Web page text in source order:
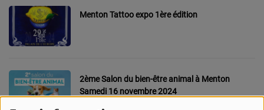
HIGH-TECH
SPORT
SANTÉ
Menton Tattoo expo 1ère édition
2ème Salon du bien-être animal à Menton
Samedi 16 novembre 2024